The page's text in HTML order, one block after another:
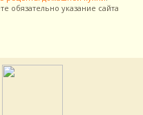
обязательно указание сайта